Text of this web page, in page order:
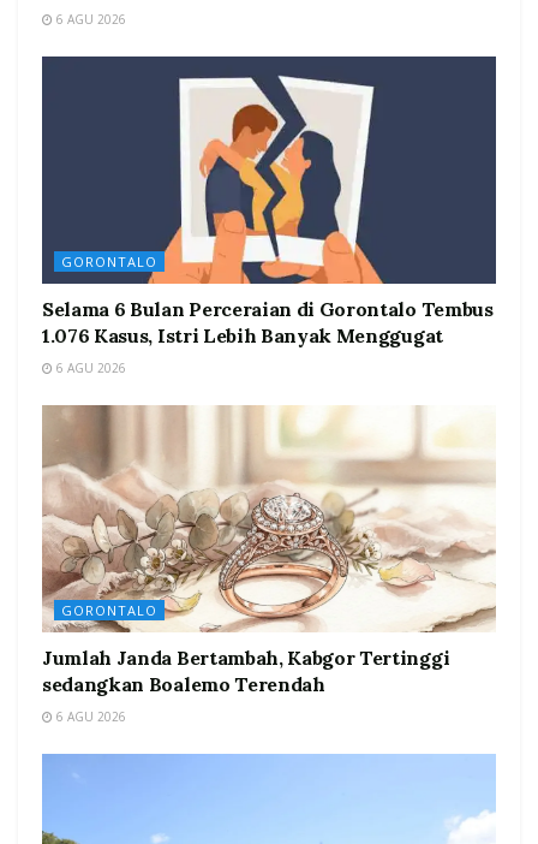
6 AGU 2026
GORONTALO
Selama 6 Bulan Perceraian di Gorontalo Tembus
1.076 Kasus, Istri Lebih Banyak Menggugat
6 AGU 2026
GORONTALO
Jumlah Janda Bertambah, Kabgor Tertinggi
sedangkan Boalemo Terendah
6 AGU 2026